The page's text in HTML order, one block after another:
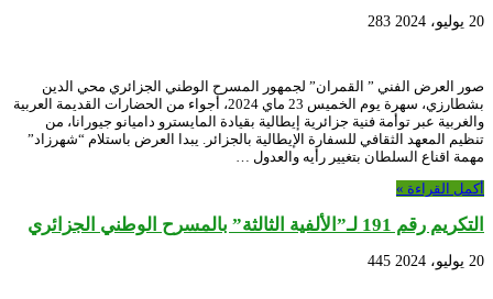
20 يوليو، 2024 283
صور العرض الفني ” القمران” لجمهور المسرح الوطني الجزائري محي الدين
بشطارزي، سهرة يوم الخميس 23 ماي 2024، أجواء من الحضارات القديمة العربية
والغربية عبر توأمة فنية جزائرية إيطالية بقيادة المايسترو داميانو جيورانا، من
تنظيم المعهد الثقافي للسفارة الإيطالية بالجزائر. يبدا العرض باستلام “شهرزاد”
مهمة اقناع السلطان بتغيير رأيه والعدول …
أكمل القراءة »
التكريم رقم 191 لـ”الألفية الثالثة” بالمسرح الوطني الجزائري
20 يوليو، 2024 445